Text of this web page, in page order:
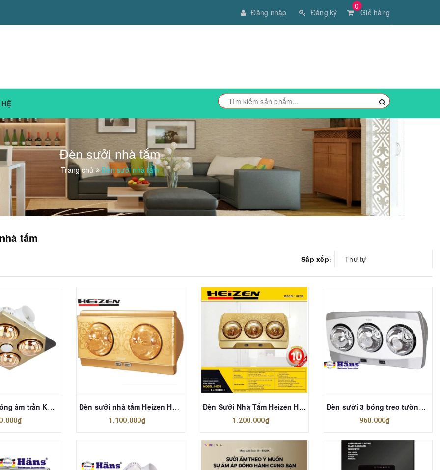
0
Giỏ hàng
Đăng nhập Đăng ký
Đèn sưởi nhà tắm
Trang chủ Đèn sưởi nhà tắm
tắm
Sắp xếp: Thứ tự
Đèn sưởi 4 bóng âm trần Kottmann K4BT Đèn sưởi nhà tắm Heizen HE-2B
1.100.000₫
Đèn Sưởi Nhà Tắm Heizen HE-3B
1.200.000₫
Đèn sưởi 3 bóng treo tường Hans H3B
960.000₫